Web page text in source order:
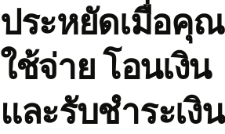
ประหยัดเมื่อคุณ
ใช้จ่าย โอนเงิน
และรับชำระเงิน